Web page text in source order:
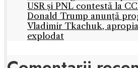
USR și PNL contestă la
Donald Trump anunță
Vladimir Tkachuk,
explodat